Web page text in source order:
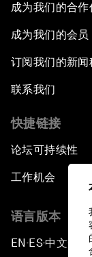
成为我们的合作
成为我们的会员
订阅我们的新闻
联系我们
快捷链接
论坛可持续性
工作机会
语言版本
EN ▪ES▪中文▪ 日